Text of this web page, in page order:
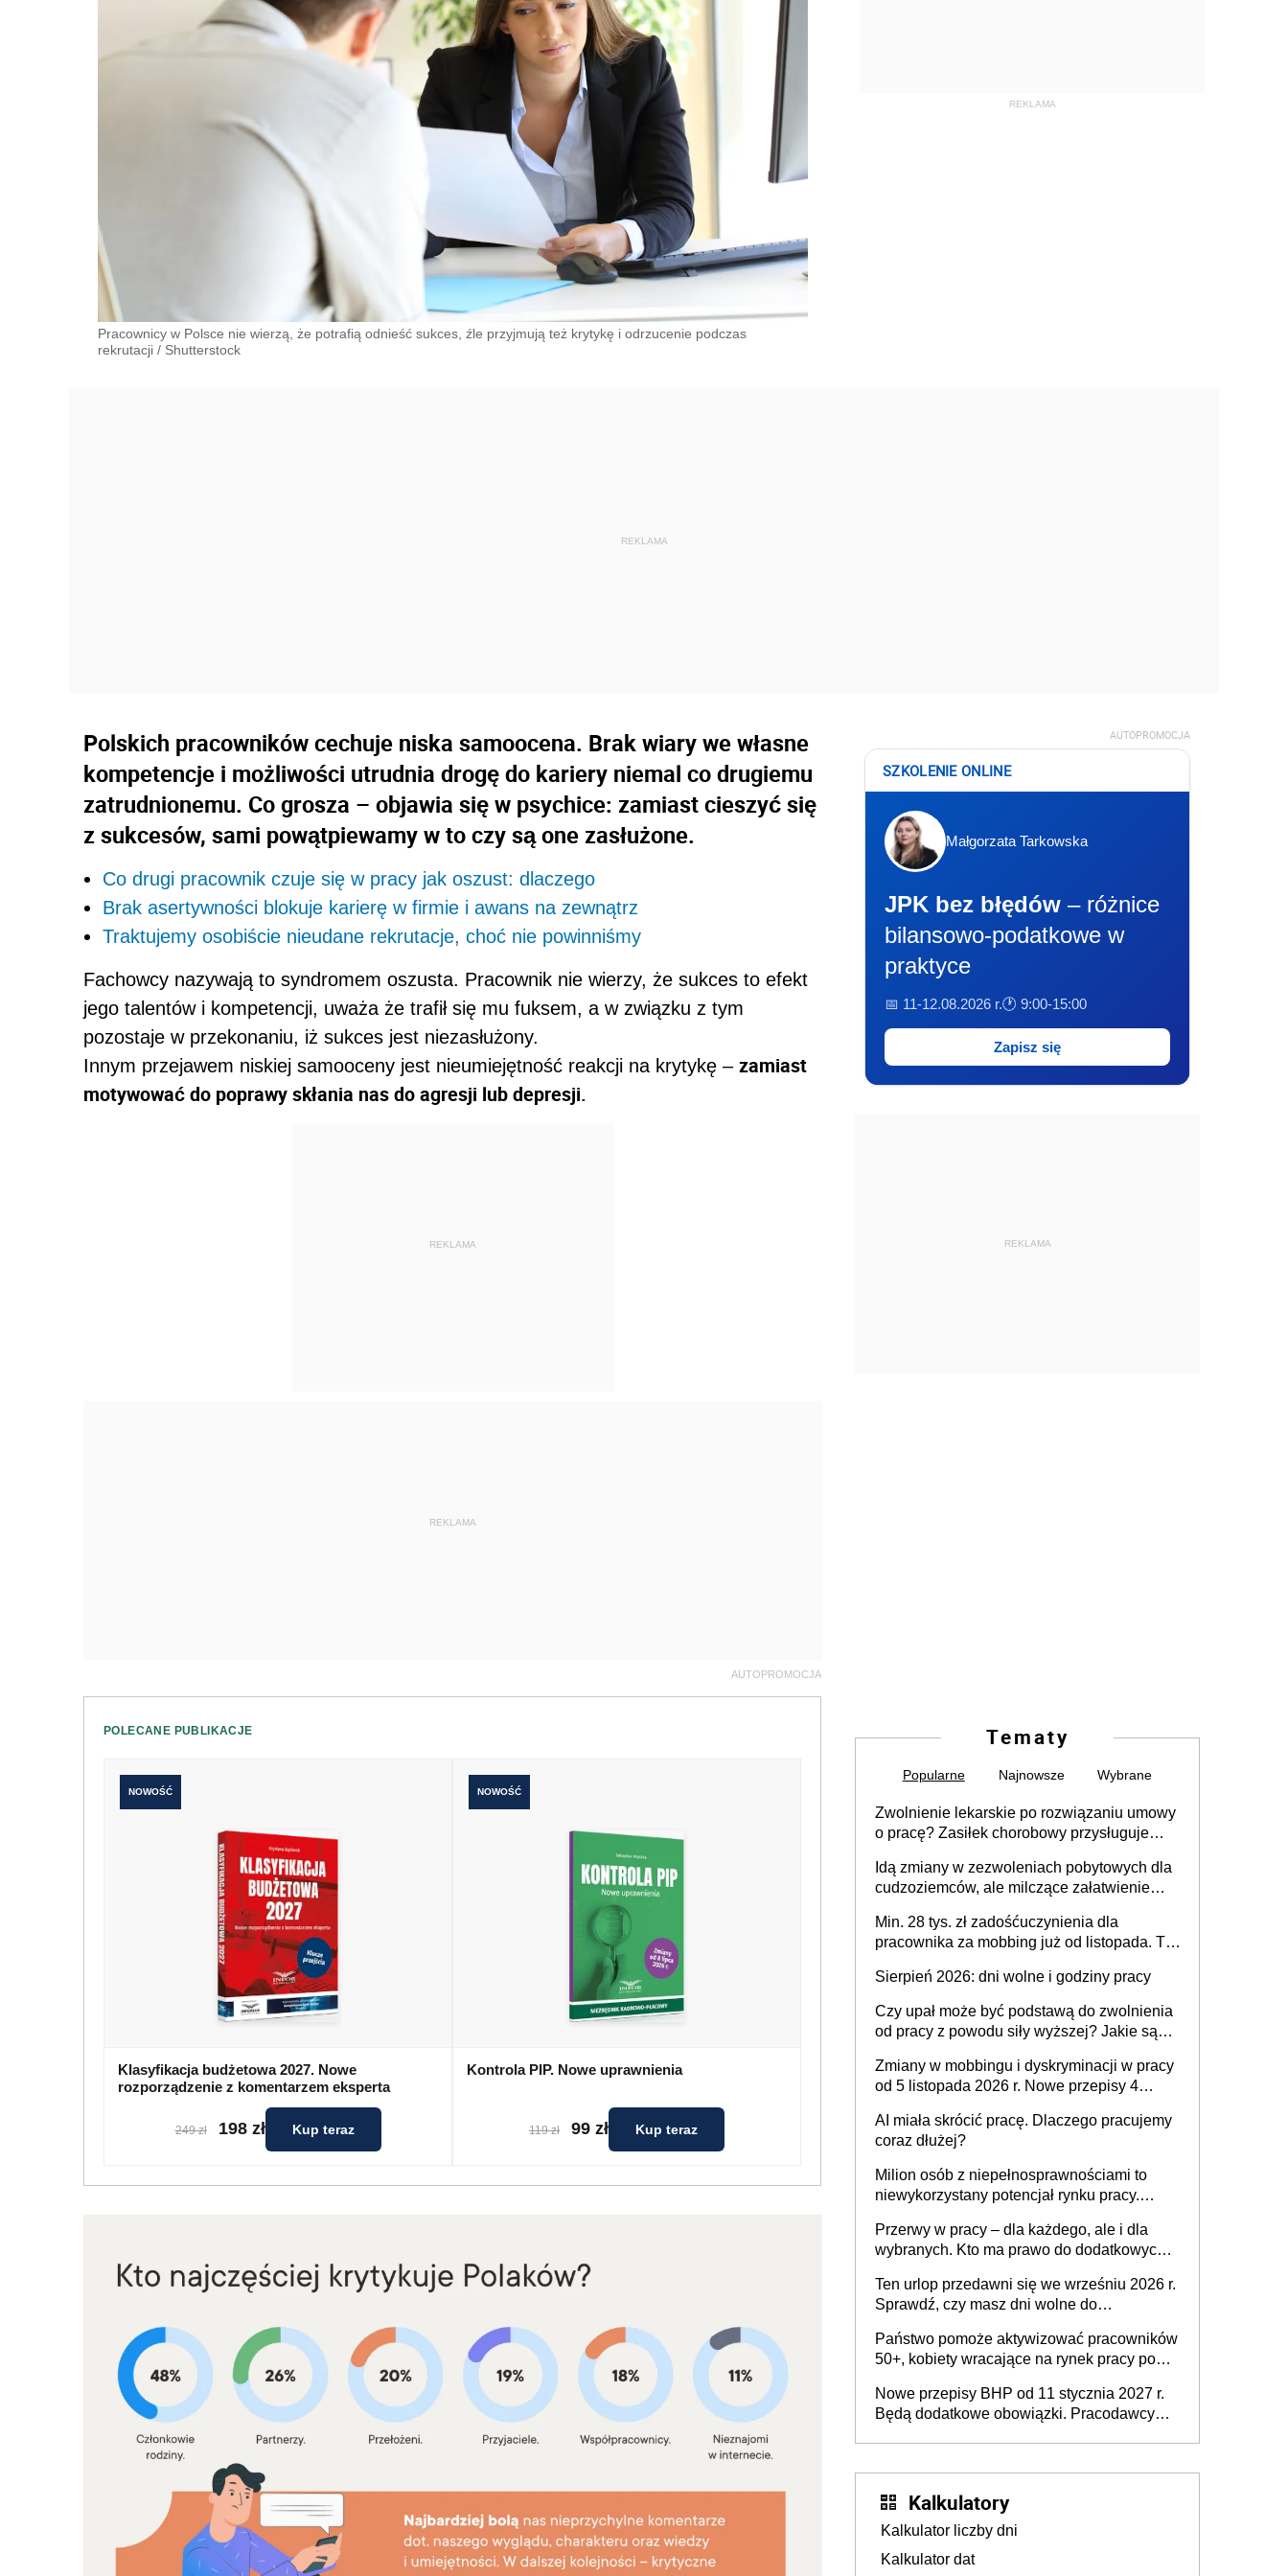
Pracownicy w Polsce nie wierzą, że potrafią odnieść sukces, źle przyjmują też krytykę i odrzucenie podczas
rekrutacji / Shutterstock
Polskich pracowników cechuje niska samoocena. Brak wiary we własne
kompetencje i możliwości utrudnia drogę do kariery niemal co drugiemu
zatrudnionemu. Co grosza – objawia się w psychice: zamiast cieszyć się
z sukcesów, sami powątpiewamy w to czy są one zasłużone.
Co drugi pracownik czuje się w pracy jak oszust: dlaczego
Brak asertywności blokuje karierę w firmie i awans na zewnątrz
Traktujemy osobiście nieudane rekrutacje, choć nie powinniśmy
Fachowcy nazywają to syndromem oszusta. Pracownik nie wierzy, że sukces to efekt
jego talentów i kompetencji, uważa że trafił się mu fuksem, a w związku z tym
pozostaje w przekonaniu, iż sukces jest niezasłużony.
Innym przejawem niskiej samooceny jest nieumiejętność reakcji na krytykę – zamiast
motywować do poprawy skłania nas do agresji lub depresji.
REKLAMA
REKLAMA
AUTOPROMOCJA
POLECANE PUBLIKACJE
NOWOŚĆ
Klasyfikacja budżetowa 2027. Nowe
rozporządzenie z komentarzem eksperta
249 zł 198 zł Kup teraz
NOWOŚĆ
Kontrola PIP. Nowe uprawnienia
119 zł 99 zł Kup teraz
AUTOPROMOCJA
SZKOLENIE ONLINE
Małgorzata Tarkowska
JPK bez błędów – różnice
bilansowo-podatkowe w
praktyce
📅 11-12.08.2026 r.🕐 9:00-15:00
Zapisz się
REKLAMA
Tematy
Popularne Najnowsze Wybrane
Zwolnienie lekarskie po rozwiązaniu umowy
o pracę? Zasiłek chorobowy przysługuje
dni od ustania stosunku pracy
Idą zmiany w zezwoleniach pobytowych dla
cudzoziemców, ale milczące załatwienie
Min. 28 tys. zł zadośćuczynienia dla
pracownika za mobbing już od listopada. To
zespołu
Sierpień 2026: dni wolne i godziny pracy
Czy upał może być podstawą do zwolnienia
od pracy z powodu siły wyższej? Jakie są
Zmiany w mobbingu i dyskryminacji w pracy
od 5 listopada 2026 r. Nowe przepisy 4
Ustaw
AI miała skrócić pracę. Dlaczego pracujemy
coraz dłużej?
Milion osób z niepełnosprawnościami to
niewykorzystany potencjał rynku pracy.
dofinansowań czy refundacji, ale bariery po
stronie systemu i świadomości
pracodawców [WYWIAD]
Przerwy w pracy – dla każdego, ale i dla
wybranych. Kto ma prawo do dodatkowych
Ten urlop przedawni się we wrześniu 2026 r.
Sprawdź, czy masz dni wolne do
Państwo pomoże aktywizować pracowników
50+, kobiety wracające na rynek pracy po
osoby neuroatypowe. Powstanie Fundusz
na rzecz Inkluzywności w Zatrudnianiu?
Nowe przepisy BHP od 11 stycznia 2027 r.
Będą dodatkowe obowiązki. Pracodawcy
Kalkulatory
Kalkulator liczby dni
Kalkulator dat